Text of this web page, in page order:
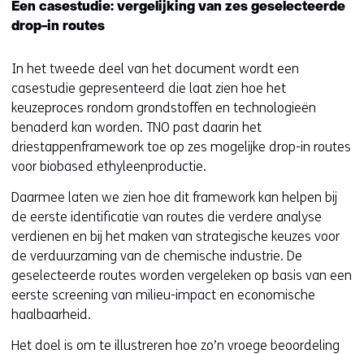
Een casestudie: vergelijking van zes geselecteerde
drop-in routes
In het tweede deel van het document wordt een
casestudie gepresenteerd die laat zien hoe het
keuzeproces rondom grondstoffen en technologieën
benaderd kan worden. TNO past daarin het
driestappenframework toe op zes mogelijke drop-in routes
voor biobased ethyleenproductie.
Daarmee laten we zien hoe dit framework kan helpen bij
de eerste identificatie van routes die verdere analyse
verdienen en bij het maken van strategische keuzes voor
de verduurzaming van de chemische industrie. De
geselecteerde routes worden vergeleken op basis van een
eerste screening van milieu-impact en economische
haalbaarheid.
Het doel is om te illustreren hoe zo’n vroege beoordeling